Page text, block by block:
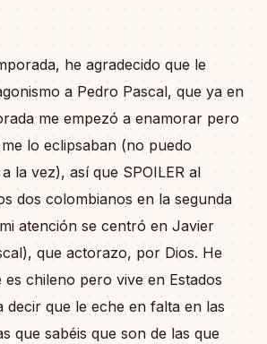
he agradecido que le
a Pedro Pascal, que ya en
me empezó a enamorar pero
lo eclipsaban (no puedo
la vez), así que SPOILER al
dos colombianos en la segunda
atención se centró en Javier
que actorazo, por Dios. He
chileno pero vive en Estados
decir que le eche en falta en las
que sabéis que son de las que